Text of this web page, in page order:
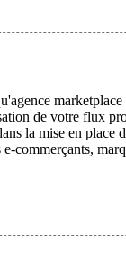
de votre flux
la mise en place
commerçants,